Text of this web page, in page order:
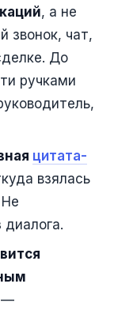
, а не
звонок, чат,
До
ручками
цитата-
взялась
—